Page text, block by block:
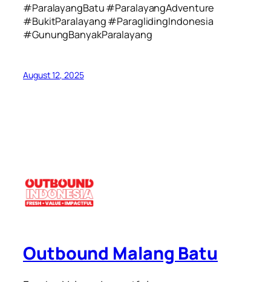
#ParalayangBatu #ParalayangAdventure
#BukitParalayang #ParaglidingIndonesia
#GunungBanyakParalayang
August 12, 2025
Outbound Malang Batu